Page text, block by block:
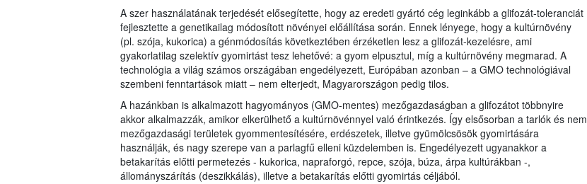
A szer használatának terjedését elősegítette, hogy az eredeti gyártó cég leginkább a glifozát-toleranciát
fejlesztette a genetikailag módosított növényei előállítása során. Ennek lényege, hogy a kultúrnövény
(pl. szója, kukorica) a génmódosítás következtében érzéketlen lesz a glifozát-kezelésre, ami
gyakorlatilag szelektív gyomirtást tesz lehetővé: a gyom elpusztul, míg a kultúrnövény megmarad. A
technológia a világ számos országában engedélyezett, Európában azonban – a GMO technológiával
szembeni fenntartások miatt – nem elterjedt, Magyarországon pedig tilos.
A hazánkban is alkalmazott hagyományos (GMO-mentes) mezőgazdaságban a glifozátot többnyire
akkor alkalmazzák, amikor elkerülhető a kultúrnövénnyel való érintkezés. Így elsősorban a tarlók és nem
mezőgazdasági területek gyommentesítésére, erdészetek, illetve gyümölcsösök gyomirtására
használják, és nagy szerepe van a parlagfű elleni küzdelemben is. Engedélyezett ugyanakkor a
betakarítás előtti permetezés - kukorica, napraforgó, repce, szója, búza, árpa kultúrákban -,
állományszárítás (deszikkálás), illetve a betakarítás előtti gyomirtás céljából.